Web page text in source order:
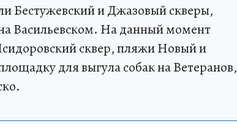
Бестужевский и Джазовый скверы,
Васильевском. На данный момент
сквер, пляжи Новый и
для выгула собак на Ветеранов,